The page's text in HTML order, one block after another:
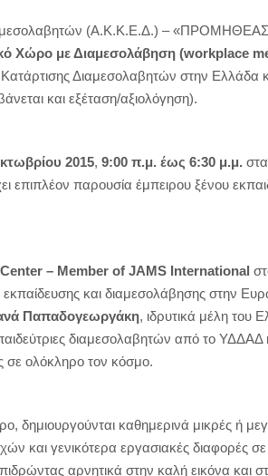
(Α.Κ.Κ.Ε.Δ.) –
Χώρο με Διαμεσολάβηση (workplace
Διαμεσολαβητών στην Ελλάδα
και εξέταση/αξιολόγηση).
2015, 9:00 π.μ. έως 6:30 μ.μ.
επιπλέον παρουσία έμπειρου ξένου
– Member of JAMS International
και διαμεσολάβησης στην
Παπαδογεωργάκη, ιδρυτικά μέλη του
διαμεσολαβητών από το ΥΔΔΑΔ
σε ολόκληρο τον κόσμο.
δημιουργούνται καθημερινά μικρές ή
και γενικότερα εργασιακές διαφορές
αρνητικά στην καλή εικόνα